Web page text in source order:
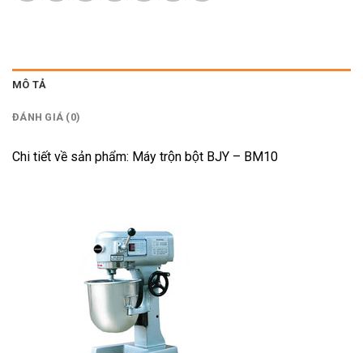
MÔ TẢ
ĐÁNH GIÁ (0)
Chi tiết về sản phẩm: Máy trộn bột BJY – BM10